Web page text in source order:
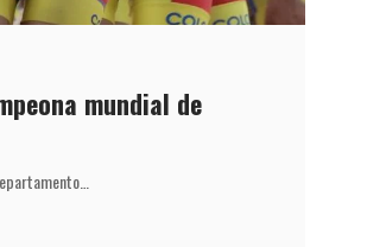
mundial de